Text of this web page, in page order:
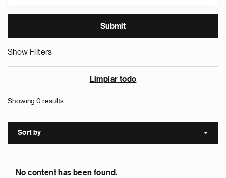
Show Filters
Limpiar todo
Showing 0 results
Sort by Sort
No content has been found.